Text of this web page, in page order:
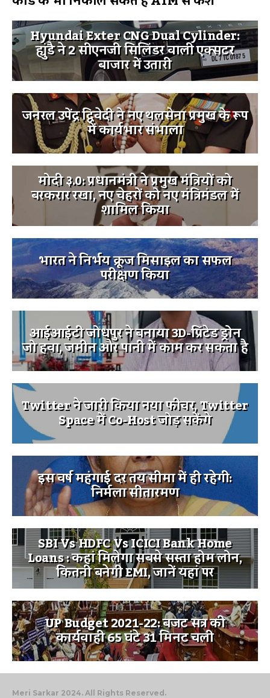
Hyundai Exter CNG Dual Cylinder:
ह्युंडै ने 2 सीएनजी सिलिंडर वाली एक्सटर
बाजार में उतारी
जनरल उपेंद्र द्विवेदी ने नए थलसेना प्रमुख के रूप
में कार्यभार संभाला
मोदी ३.0: प्रधानमंत्री ने प्रमुख मंत्रियों को
बरकरार रखा, नए चेहरों को नए मंत्रिमंडल में
शामिल किया
भारत ने निर्भय क्रूज मिसाइल का सफल
परीक्षण किया
आईआईटी जोधपुर ने बनाया 3D-प्रिंटेड ड्रोन
जो हवा, जमीन और पानी में काम कर सकता है
Twitter ने जारी किया नया फीचर, Twitter
Space में Co-Host जोड़ सकेंगे
इस वर्ष महंगाई दर तय सीमा में ही रहेगी:
निर्मला सीतारमण
SBI Vs HDFC Vs ICICI Bank Home
Loans : कहां मिलेगा सबसे सस्ता होम लोन,
कितनी बनेगी EMI, जानें यहां पर
UP Budget 2021-22: बजट सत्र की
कार्यवाही 65 घंटे 31 मिनट चली
Meri Sarkar 2024. All Rights Reserved.